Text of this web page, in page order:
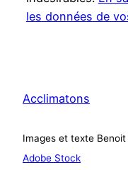
les données de
Acclimatons
Images et texte
Adobe Stock